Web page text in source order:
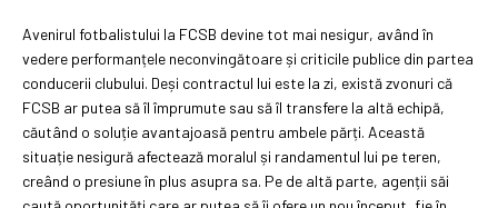
Avenirul fotbalistului la FCSB devine tot mai nesigur, având în
vedere performanțele neconvingătoare și criticile publice din partea
conducerii clubului. Deși contractul lui este la zi, există zvonuri că
FCSB ar putea să îl împrumute sau să îl transfere la altă echipă,
căutând o soluție avantajoasă pentru ambele părți. Această
situație nesigură afectează moralul și randamentul lui pe teren,
creând o presiune în plus asupra sa. Pe de altă parte, agenții săi